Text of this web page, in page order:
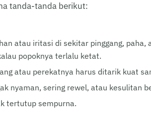
tanda-tanda berikut:
atau iritasi di sekitar pinggang, paha,
popoknya terlalu ketat.
atau perekatnya harus ditarik kuat
nyaman, sering rewel, atau kesulitan
tertutup sempurna.